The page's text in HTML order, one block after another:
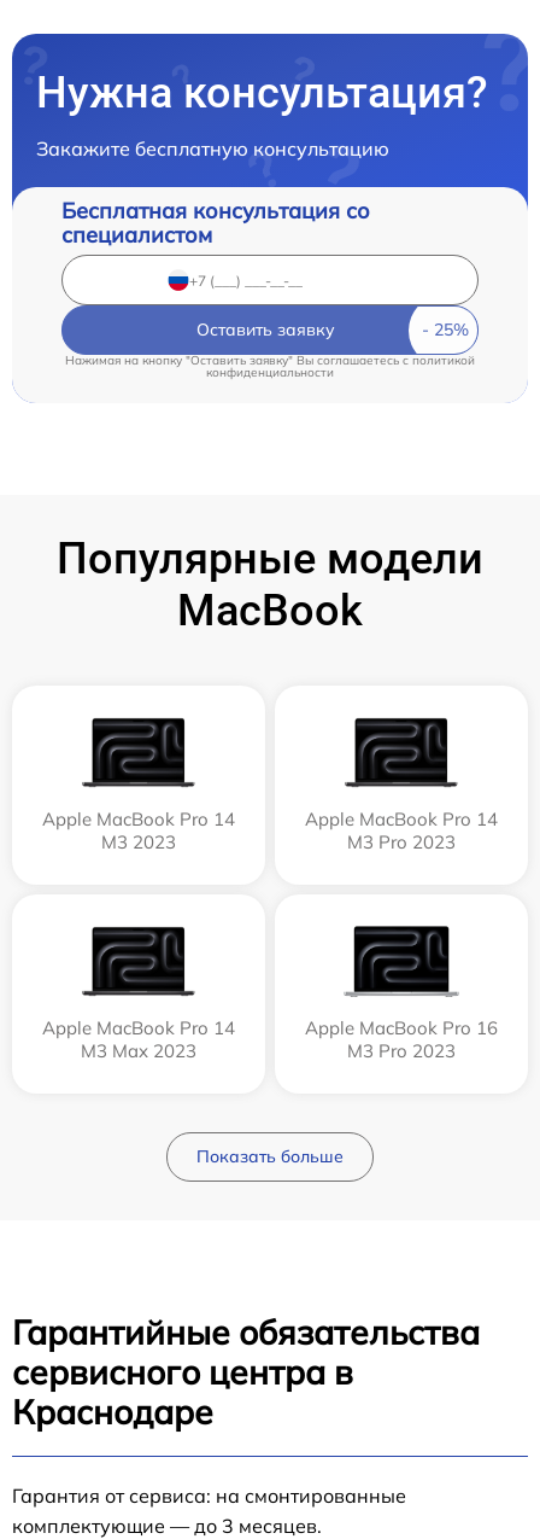
Нужна консультация?
Закажите бесплатную консультацию
Бесплатная консультация со
специалистом
Оставить заявку
Нажимая на кнопку "Оставить заявку" Вы соглашаетесь cполитикой
конфиденциальности
Популярные модели
MacBook
Apple MacBook Pro 14
M3 2023
Apple MacBook Pro 14
M3 Pro 2023
Apple MacBook Pro 14
M3 Max 2023
Apple MacBook Pro 16
M3 Pro 2023
Показать больше
Гарантийные обязательства
сервисного центра в
Краснодаре
Гарантия от сервиса: на смонтированные
комплектующие — до 3 месяцев.